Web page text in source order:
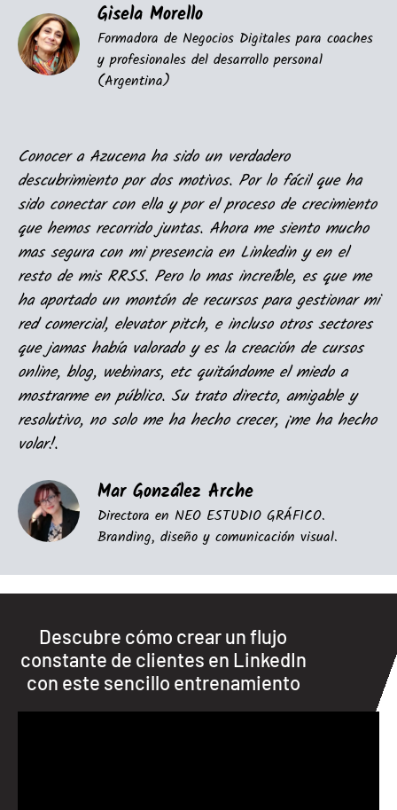
Gisela Morello
Formadora de Negocios Digitales para coaches
y profesionales del desarrollo personal
(Argentina)
Conocer a Azucena ha sido un verdadero
descubrimiento por dos motivos. Por lo fácil que ha
sido conectar con ella y por el proceso de crecimiento
que hemos recorrido juntas. Ahora me siento mucho
mas segura con mi presencia en Linkedin y en el
resto de mis RRSS. Pero lo mas increíble, es que me
ha aportado un montón de recursos para gestionar mi
red comercial, elevator pitch, e incluso otros sectores
que jamas había valorado y es la creación de cursos
online, blog, webinars, etc quitándome el miedo a
mostrarme en público. Su trato directo, amigable y
resolutivo, no solo me ha hecho crecer, ¡me ha hecho
volar!.
Mar González Arche
Directora en NEO ESTUDIO GRÁFICO.
Branding, diseño y comunicación visual.
Descubre cómo crear un flujo
constante de clientes en LinkedIn
con este sencillo entrenamiento